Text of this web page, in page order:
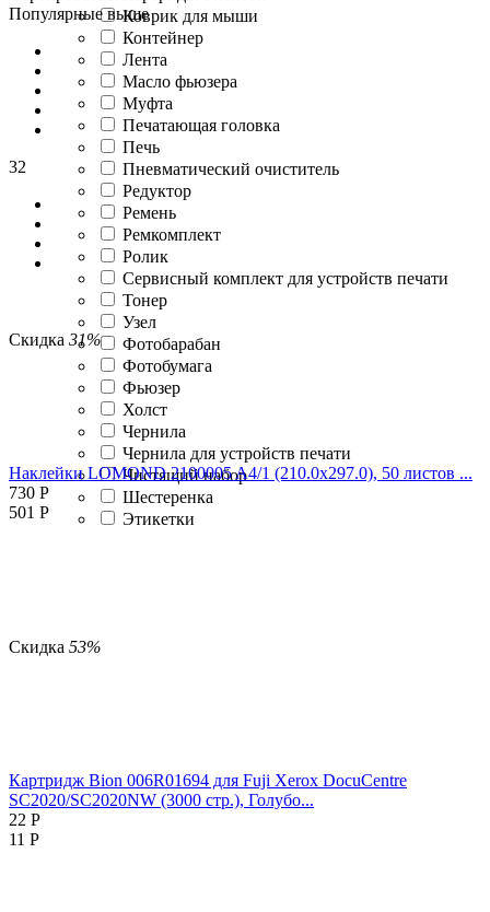
Коврик для мыши
Контейнер
Лента
Масло фьюзера
Муфта
Печатающая головка
Печь
Пневматический очиститель
Редуктор
Ремень
Ремкомплект
Ролик
Сервисный комплект для устройств печати
Тонер
Узел
Фотобарабан
Фотобумага
Фьюзер
Холст
Чернила
Чернила для устройств печати
Чистящий набор
Шестеренка
Этикетки
Популярные выше
32
Скидка 31%
Наклейки LOMOND 2100005 A4/1 (210.0х297.0), 50 листов ...
730 Р
501 Р
Скидка 53%
Картридж Bion 006R01694 для Fuji Xerox DocuCentre
SC2020/SC2020NW (3000 стр.), Голубо...
22 Р
11 Р